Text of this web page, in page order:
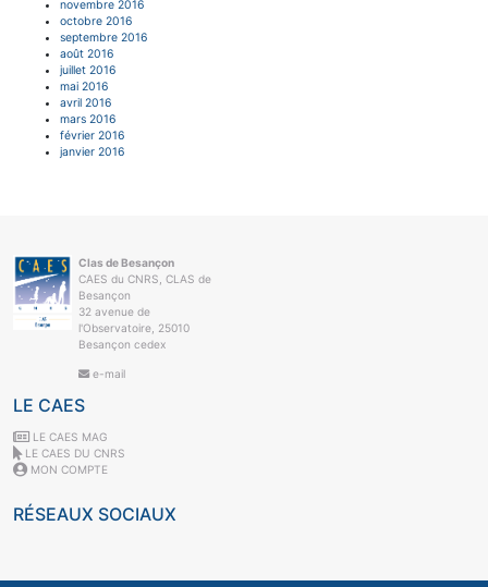
novembre 2016
octobre 2016
septembre 2016
août 2016
juillet 2016
mai 2016
avril 2016
mars 2016
février 2016
janvier 2016
Clas de Besançon
CAES du CNRS, CLAS de
Besançon
32 avenue de
l'Observatoire, 25010
Besançon cedex
e-mail
LE CAES
LE CAES MAG
LE CAES DU CNRS
MON COMPTE
RÉSEAUX SOCIAUX